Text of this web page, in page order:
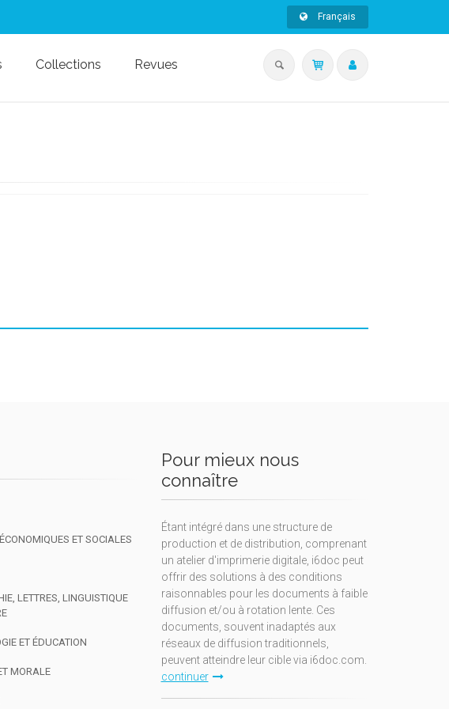
Français
Collections Revues
ET SOCIALES
LETTRES, LINGUISTIQUE
ET ÉDUCATION
MORALE
Pour mieux nous
connaître
Étant intégré dans une structure de
production et de distribution, comprenant
un atelier d'imprimerie digitale, i6doc peut
offrir des solutions à des conditions
raisonnables pour les documents à faible
diffusion et/ou à rotation lente. Ces
documents, souvent inadaptés aux
réseaux de diffusion traditionnels,
peuvent atteindre leur cible via i6doc.com.
continuer